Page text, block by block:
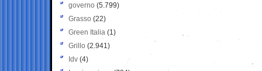
governo (5.799)
Grasso (22)
Green Italia (1)
Grillo (2.941)
Idv (4)